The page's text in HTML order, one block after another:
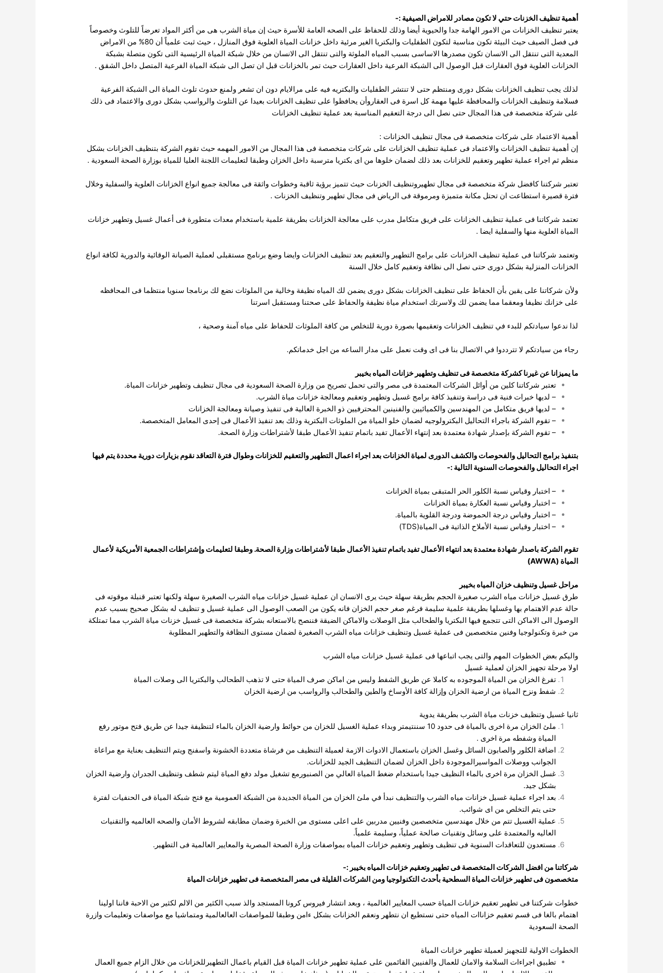
أهمية تنظيف الخزنات حتي لا تكون مصادر للامراض الصيفية :-
يعتبر تنظيف الخزانات من الامور الهامة جدا والحيوية أيضا وذلك للحفاظ على الصحه العامة للأسرة حيث إن مياة الشرب هى من أكثر المواد تعرضاً للتلوث وخصوصاً
فى فصل الصيف حيث البيئة تكون مناسبة لتكون الطفليات والبكتريا الغير مرئية داخل خزانات المياة العلوية فوق المنازل ، حيث
ثبت علمياً أن 80% من الامراض
المعدية التى تنتقل الى الانسان تكون مصدرها الاساسى بسبب المياه الملوثة والتى تنتقل الى الانسان من خلال شبكة المياة الرئيسية التى تكون متصلة بشبكة
الخزانات العلوية فوق العقارات قبل الوصول الى الشبكة الفرعية داخل العقارات حيث تمر بالخزانات قبل ان تصل الى شبكة المياة الفرعية المتصل داخل الشقق .
لذلك يجب تنظيف الخزانات بشكل دورى ومنتظم حتى لا تنتشر الطفليات والبكتريه فيه على مرالايام دون ان تشعر ولمنع حدوث تلوث المياة الى الشبكة الفرعية
فسلامة وتنظيف الخزانات والمحافظة عليها مهمة كل اسرة فى العقاروأن يحافظوا على تنظيف الخزانات بعيدا عن التلوث والرواسب بشكل دورى والاعتماد فى ذلك
على شركة متخصصة فى هذا المجال حتى نصل الى درجة التعقيم المناسبة بعد عملية تنظيف الخزانات
أهمية الاعتماد على شركات متخصصة فى مجال تنظيف الخزانات :
إن أهمية تنظيف الخزانات والاعتماد فى عملية تنظيف الخزانات على شركات متخصصة فى هذا المجال من الامور المهمه حيث تقوم الشركة بتنظيف الخزانات بشكل
منظم ثم اجراء عملية تطهير وتعقيم للخزانات بعد ذلك لضمان خلوها من اى بكتريا مترسبة داخل الخزان وطبقا لتعليمات اللجنة العليا للمياة بوزارة الصحة السعودية .
تعتبر شركتنا كافضل شركة متخصصة فى مجال تطهيروتنظيف الخزنات حيث تتميز برؤية ثاقبة وخطوات واثقة فى معالجة جميع انواع الخزانات العلوية والسفلية وخلال
فترة قصيرة استطاعت ان تحتل مكانة متميزة ومرموقة فى الرياض فى مجال تطهير وتنظيف الخزنات .
تعتمد شركاتنا فى عملية تنظيف الخزانات على فريق متكامل مدرب على معالجة الخزانات بطريقة علمية باستخدام معدات متطورة فى أعمال غسيل وتطهير خزانات
المياة العلوية منها والسفلية ايضا .
وتعتمد شركاتنا فى عملية تنظيف الخزانات على برامج التطهير والتعقيم بعد تنظيف الخزانات وايضا وضع برنامج مستقبلى لعملية الصيانة الوقائية والدورية لكافة انواع
الخزانات المنزلية بشكل دورى حتى نصل الى نظافة وتعقيم كامل خلال السنة
ولأن شركاتنا على يقين بأن الحفاظ على تنظيف الخزانات بشكل دورى يضمن لك المياه نظيفة وخالية من الملوثات نضع لك برنامجا سنويا منتظما فى المحافظه
على خزانك نظيفا ومعقما مما يضمن لك ولاسرتك استخدام مياة نظيفة والحفاظ على صحتنا ومستقبل اسرتنا
لذا ندعوا سيادتكم للبدء في تنظيف الخزانات وتعقيمها بصورة دورية للتخلص من كافة الملوثات للحفاظ على مياه آمنة وصحية ،
رجاء من سيادتكم لا تترددوا في الاتصال بنا فى اى وقت نعمل على مدار الساعه من اجل خدماتكم.
ما يميزانا عن غيرنا كشركة متخصصة فى تنظيف وتطهير خزانات المياه بخيبر
تعتبر شركاتنا كلين من أوائل الشركات المعتمدة فى مصر والتى تحمل تصريح من وزارة الصحة السعودية فى مجال تنظيف وتطهير خزانات المياة.
– لديها خبرات فنية فى دراسة وتنفيذ كافة برامج غسيل وتطهير وتعقيم ومعالجة خزانات مياة الشرب.
– لديها فريق متكامل من المهندسين والكميائيين والفنينين المحترفيين ذو الخبرة العالية فى تنفيذ وصيانة ومعالجة الخزانات
– تقوم الشركة باجراء التحاليل البكترولوجيه لضمان خلو المياة من الملوثات البكترية وذلك بعد تنفيذ الأعمال فى إحدى المعامل المتخصصة.
– تقوم الشركة بإصدار شهادة معتمدة بعد إنتهاء الأعمال تفيد باتمام تنفيذ الأعمال طبقا لأشتراطات وزارة الصحة.
بتنفيذ برامج التحاليل والفحوصات والكشف الدورى لمياة الخزانات بعد اجراء اعمال التطهير والتعقيم للخزانات وطوال فترة التعاقد نقوم بزيارات دورية محددة يتم فيها
اجراء التحاليل والفحوصات السنوية التالية :-
– اختبار وقياس نسبة الكلور الحر المتبقى بمياة الخزانات
– اختبار وقياس نسبة العكارة بمياة الخزانات
– اختبار وقياس درجة الحموضة ودرجة القلوية بالمياة.
– اختبار وقياس نسبة الأملاح الذاتية فى المياة(TDS)
تقوم الشركة باصدار شهادة معتمدة بعد انتهاء الأعمال تفيد باتمام تنفيذ الأعمال طبقا لأشتراطات وزارة الصحة. وطبقا لتعليمات وإشتراطات الجمعية الأمريكية لأعمال
المياة (AWWA)
مراحل غسيل وتنظيف خزان المياه بخيبر
طرق غسيل خزانات مياه الشرب صغيرة الحجم بطريقة سهلة حيث يرى الانسان ان عملية غسيل خزانات مياه الشرب الصغيرة سهلة ولكنها تعتبر قنبلة موقوته فى
حالة عدم الاهتمام بها وغسلها بطريقة علمية سليمة فرغم صغر حجم الخزان فانه يكون من الصعب الوصول الى عملية غسيل و تنظيف له بشكل صحيح بسبب عدم
الوصول الى الاماكن التى تتجمع فيها البكتريا والطحالب مثل الوصلات والاماكن الضيقة فننصح بالاستعانه بشركة متخصصة فى غسيل خزنات مياة الشرب مما تمتلكة
من خبرة وتكنولوجيا وفنين متخصصين فى عملية غسيل وتنظيف خزانات مياه الشرب الصغيرة لضمان مستوى النظافة والتطهير المطلوبة
واليكم بعض الخطوات المهم والتى يجب اتباعها فى عملية غسيل خزانات مياه الشرب
اولا مرحلة تجهيز الخزان لعملية غسيل
تفرغ الخزان من المياة الموجوده به كاملا عن طريق الشفط وليس من اماكن صرف المياة حتى لا تذهب الطحالب والبكتريا الى وصلات المياة
شفط ونزح المياة من ارضية الخزان وإزالة كافة الأوساخ والطين والطحالب والرواسب من ارضية الخزان
ثانيا غسيل وتنظيف خزنات مياة الشرب بطريقة يدوية
ملئ الخزان مرة اخرى بالمياة فى حدود 10 سننتيمتر وبداء عملية الغسيل للخزان من حوائط وارضية الخزان بالماء لتنظيفة جيدا عن طريق فتح موتور رفع
المياة وشفطه مرة اخرى .
اضافة الكلور والصابون السائل وغسل الخزان باستعمال الادوات الازمة لعميلة التنظيف من فرشاة متعددة الخشونة واسفنج ويتم التنظيف بعناية مع مراعاة
الجوانب ووصلات المواسيرالموجودة داخل الخزان لضمان التنظيف الجيد للخزانات.
غسل الخزان مرة اخرى بالماء النظيف جيدا باستخدام ضغط المياة العالي من الصنبورمع تشغيل مولد دفع المياة ليتم شطف وتنظيف الجدران وارضية الخزان
بشكل جيد.
بعد اجراء عملية غسيل خزانات مياه الشرب والتنظيف نبدأ في ملئ الخزان من المياة الجديدة من الشبكة العمومية مع فتح شبكة المياة فى الحنفيات لفترة
حتى يتم التخلص من اى شوائب.
عملية الغسيل تتم من خلال مهندسين متخصصين وفنيين مدربين على اعلى مستوى من الخبرة وضمان مطابقه لشروط الأمان والصحه العالميه والتقنيات
العاليه والمعتمدة على وسائل وتقنيات صالحة عملياً، وسليمة علمياً.
مستعدون للتعاقدات السنوية فى تنظيف وتطهير وتعقيم خزانات المياه بمواصفات وزارة الصحة المصرية والمعايير العالمية فى التطهير.
شركاتنا من افضل الشركات المتخصصة فى تطهير وتعقيم خزانات المياه بخيبر :-
متخصصون فى تطهير خزانات المياة السطحية بأحدث التكنولوجيا ومن الشركات القليلة فى مصر المتخصصة فى تطهير خزانات المياة
خطوات شركتنا فى تطهير تعقيم خزانات المياة حسب المعايير العالمية ، وبعد انتشار فيروس كرونا المستجد والذ سبب الكثير من الالم لكثير من الاحبة فاننا اولينا
اهتمام بالغا فى قسم تعقيم خزاناات المياه حتى نستطيع ان نتطهر ونعقم الخزانات بشكل ءامن وطبقا للمواصفات العالعالمية ومتماشيا مع مواصفات وتعليمات وازرة
الصحة السعودية
الخطوات الاولية للتجهيز لعميلة تطهير خزانات المياة
تطبيق اجراءات السلامة والامان للعمال والفنيين القائمين على عملية تطهير خزانات المياة قبل القيام باعمال التطهيرللخزانات من خلال الزام جميع العمال